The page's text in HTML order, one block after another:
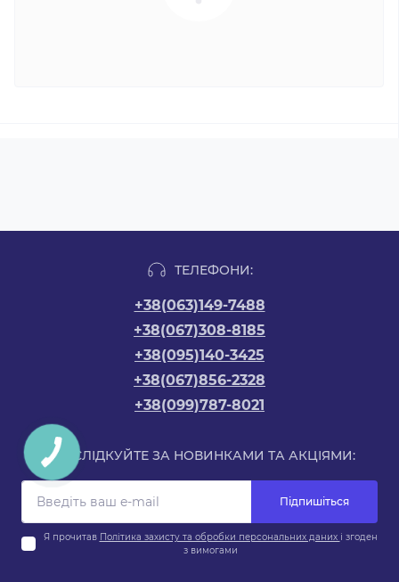
ТЕЛЕФОНИ:
+38(063)149-7488
+38(067)308-8185
+38(095)140-3425
+38(067)856-2328
+38(099)787-8021
СЛІДКУЙТЕ ЗА НОВИНКАМИ ТА АКЦІЯМИ:
Підпишіться
Я прочитав Політика захисту та обробки персональних даних і згоден
з вимогами